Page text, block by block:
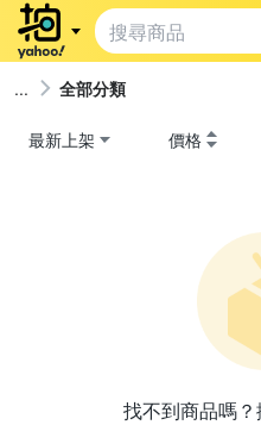
全部分類
最新上架 價格
找不到商品嗎？